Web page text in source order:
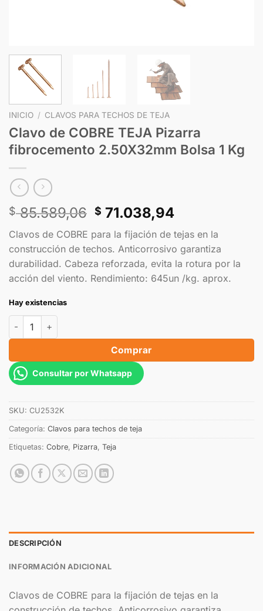
INICIO / CLAVOS PARA TECHOS DE TEJA
Clavo de COBRE TEJA Pizarra
fibrocemento 2.50X32mm Bolsa 1 Kg
$85.589,06 $ 71.038,94
Clavos de COBRE para la fijación de tejas en la
construcción de techos. Anticorrosivo garantiza
durabilidad. Cabeza reforzada, evita la rotura por la
acción del viento. Rendimiento: 645un /kg. aprox.
Hay existencias
Comprar
Consultar por Whatsapp
SKU: CU2532K
Categoría: Clavos para techos de teja
Etiquetas: Cobre, Pizarra, Teja
DESCRIPCIÓN
INFORMACIÓN ADICIONAL
Clavos de COBRE para la fijación de tejas en la